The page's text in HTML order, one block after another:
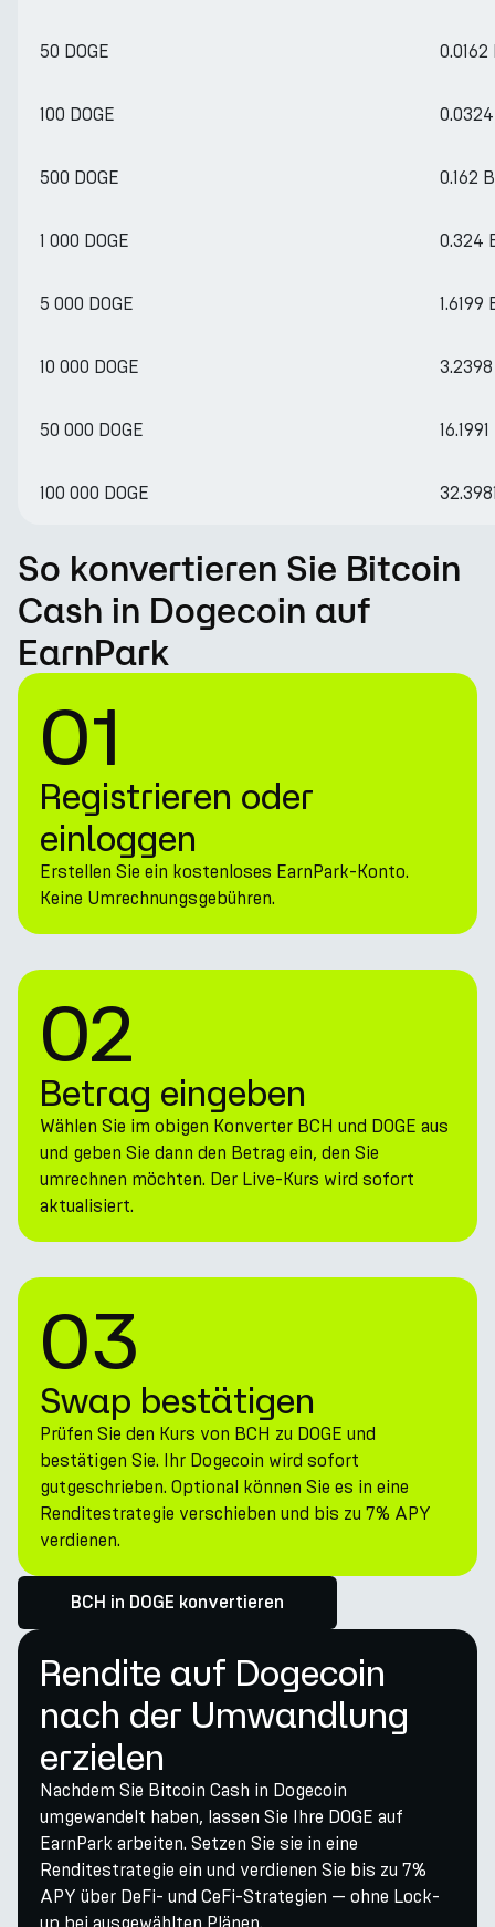
50 DOGE 0.0162
100 DOGE
500 DOGE 0.162
1 000 DOGE 0.324
5 000 DOGE 1.6199
10 000 DOGE
50 000 DOGE
100 000 DOGE
So konvertieren Sie Bitcoin
Cash in Dogecoin auf
EarnPark
01
Registrieren oder
einloggen
Erstellen Sie ein kostenloses EarnPark-Konto.
Keine Umrechnungsgebühren.
02
Betrag eingeben
Wählen Sie im obigen Konverter BCH und DOGE aus
und geben Sie dann den Betrag ein, den Sie
umrechnen möchten. Der Live-Kurs wird sofort
aktualisiert.
03
Swap bestätigen
Prüfen Sie den Kurs von BCH zu DOGE und
bestätigen Sie. Ihr Dogecoin wird sofort
gutgeschrieben. Optional können Sie es in eine
Renditestrategie verschieben und bis zu 7% APY
verdienen.
BCH in DOGE konvertieren
Rendite auf Dogecoin
nach der Umwandlung
erzielen
Nachdem Sie Bitcoin Cash in Dogecoin
umgewandelt haben, lassen Sie Ihre DOGE auf
EarnPark arbeiten. Setzen Sie sie in eine
Renditestrategie ein und verdienen Sie bis zu 7%
APY über DeFi- und CeFi-Strategien — ohne Lock-